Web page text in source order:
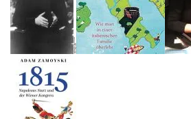
Porträt
des
Wiener
Kongresses